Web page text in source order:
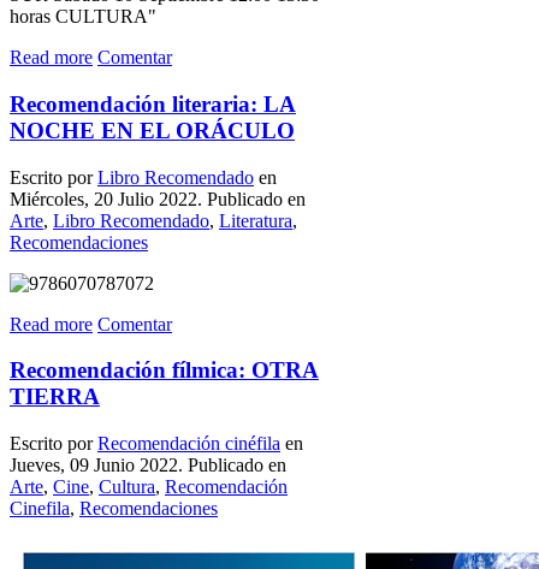
Read more Comentar
Recomendación literaria: LA
NOCHE EN EL ORÁCULO
Escrito porLibro Recomendado en
Miércoles, 20 Julio 2022. Publicado en
Arte, Libro Recomendado, Literatura,
Recomendaciones
Read more Comentar
Recomendación fílmica: OTRA
TIERRA
Escrito porRecomendación cinéfila en
Jueves, 09 Junio 2022. Publicado en
Arte, Cine, Cultura, Recomendación
Cinefila, Recomendaciones